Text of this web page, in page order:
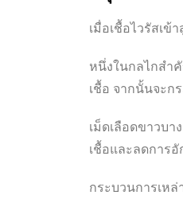
เมื่อเชื้อไวรัสเข้
หนึ่งในกลไกสำ
เชื้อ จากนั้นจะก
เม็ดเลือดขาวบ
เชื้อและลดการอั
กระบวนการเห